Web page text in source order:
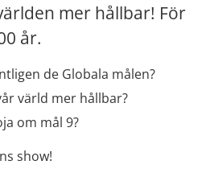
mer hållbar! För
år.
de Globala målen?
värld mer hållbar?
om mål 9?
show!